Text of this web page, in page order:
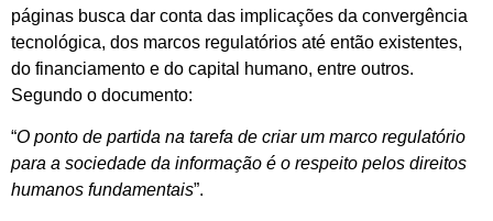
páginas busca dar conta das implicações da convergência
tecnológica, dos marcos regulatórios até então existentes,
do financiamento e do capital humano, entre outros.
Segundo o documento:
“O ponto de partida na tarefa de criar um marco regulatório
para a sociedade da informação é o respeito pelos direitos
humanos fundamentais”.